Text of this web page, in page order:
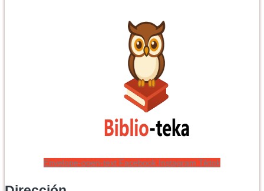
Envelope-open-text Facebook Instagram Tiktok